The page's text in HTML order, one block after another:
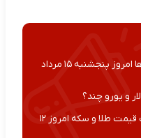
قیمت جدید دلار، یورو و سایر ارزها امروز پنجشنبه ۱۵ مرداد
ریزش یا صعود؟ / آخرین وضعیت قیمت طلا و سکه امروز ۱۲